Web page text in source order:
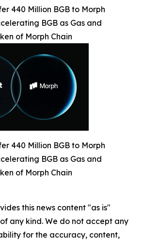
440 Million BGB to Morph
BGB as Gas and
of Morph Chain
440 Million BGB to Morph
BGB as Gas and
of Morph Chain
this news content "as is"
any kind. We do not accept any
for the accuracy, content,